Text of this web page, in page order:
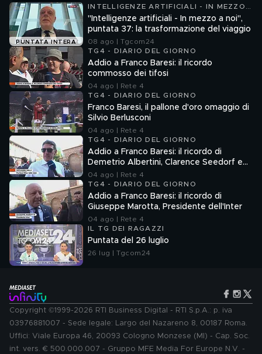
PUNTATA INTERA
INTELLIGENZE ARTIFICIALI - IN MEZZO
A NOI
"Intelligenze artificiali - In mezzo a noi",
puntata 37: la trasformazione del viaggio
08 ago | Tgcom24
TG4 - DIARIO DEL GIORNO
Addio a Franco Baresi: il ricordo
commosso dei tifosi
04 ago | Rete 4
TG4 - DIARIO DEL GIORNO
Franco Baresi, il pallone d'oro omaggio di
Silvio Berlusconi
04 ago | Rete 4
TG4 - DIARIO DEL GIORNO
Addio a Franco Baresi: il ricordo di
Demetrio Albertini, Clarence Seedorf e
Giovanni Galli
04 ago | Rete 4
TG4 - DIARIO DEL GIORNO
Addio a Franco Baresi: il ricordo di
Giuseppe Marotta, Presidente dell'Inter
04 ago | Rete 4
IL TG DEI RAGAZZI
Puntata del 26 luglio
26 lug | Tgcom24
Copyright ©1999-2026 RTI Business Digital - RTI S.p.A.: p. iva
03976881007 - Sede legale: Largo del Nazareno 8, 00187 Roma.
Uffici: Viale Europa 46, 20093 Cologno Monzese (MI) - Cap. Soc.
int. vers. € 500.000.007 - Gruppo MFE Media For Europe N.V. -